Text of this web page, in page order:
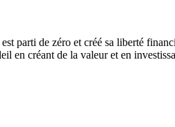
parti de zéro et créé sa liberté
en créant de la valeur et en